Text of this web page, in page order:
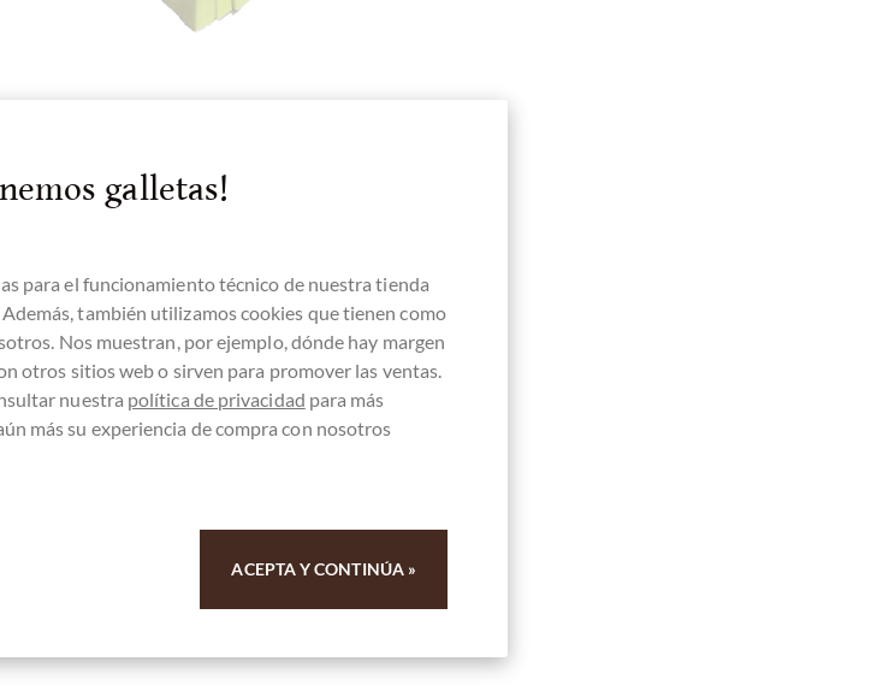
Single Bean 70%
Zartbitterschokolade
Detalles
¡Actualmente agotado !
galletas!
para el funcionamiento técnico de nuestra tienda
también utilizamos cookies que tienen como
Nos muestran, por ejemplo, dónde hay margen
otros sitios web o sirven para promover las ventas.
nuestra política de privacidad para más
más su experiencia de compra con nosotros
ACEPTA Y CONTINÚA »